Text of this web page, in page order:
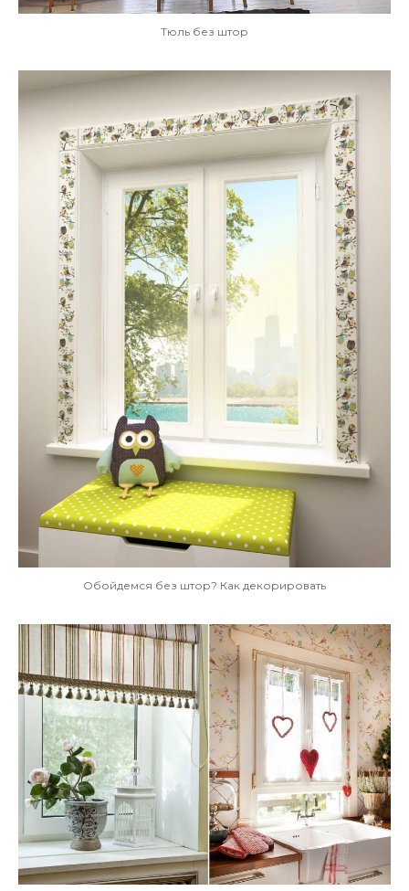
Тюль без штор
Обойдемся без штор? Как декорировать